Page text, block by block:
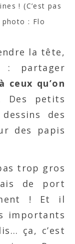
! (C’est pas
: Flo
la tête,
: partager
ceux qu’on
Des petits
des
des papis
trop gros
de port
! Et il
importants
ça, c’est